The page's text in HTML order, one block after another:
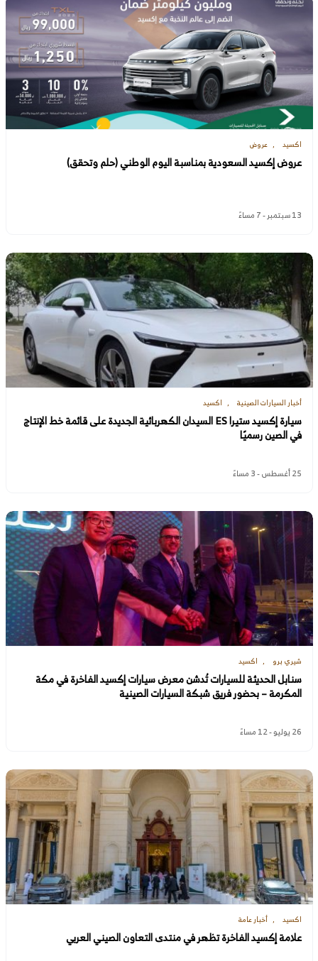
اكسيد عروض
عروض إكسيد السعودية بمناسبة اليوم الوطني (حلم وتحقق)
13 سبتمبر - 7 مساءً
أخبار السيارات الصينية اكسيد
سيارة إكسيد ستيرا ES السيدان الكهربائية الجديدة على قائمة خط الإنتاج
في الصين رسميًا
25 أغسطس - 3 مساءً
شيري برو اكسيد
سنابل الحديثة للسيارات تُدشن معرض سيارات إكسيد الفاخرة في مكة
المكرمة – بحضور فريق شبكة السيارات الصينية
26 يوليو - 12 مساءً
اكسيد أخبار عامة
علامة إكسيد الفاخرة تظهر في منتدى التعاون الصيني العربي